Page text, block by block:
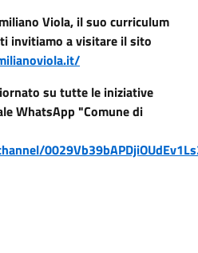
Viola, il suo curriculum
invitiamo a visitare il sito
su tutte le iniziative
WhatsApp "Comune di